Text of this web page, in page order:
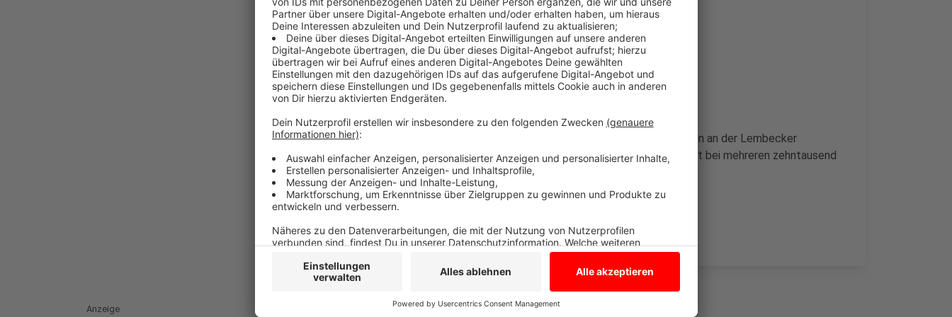
Anzeige
Hoher Gesamtschaden
Anzeige
Die Tatorte lagen an der Marbecker Straße in Borken und in Heiden an der Lembecker
Straße sowie am Surker Weg. Die Höhe des Gesamtschadens liegt bei mehreren zehntausend
Euro.
Anzeige
Anzeige